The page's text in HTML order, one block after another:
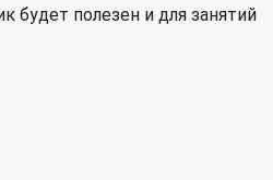
будет полезен и для занятий